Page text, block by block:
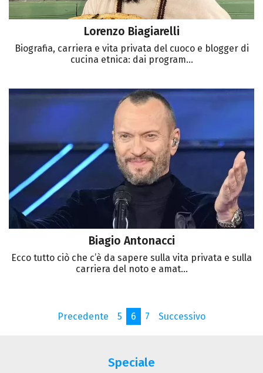
Lorenzo Biagiarelli
Biografia, carriera e vita privata del cuoco e blogger di
cucina etnica: dai program...
Biagio Antonacci
Ecco tutto ciò che c’è da sapere sulla vita privata e sulla
carriera del noto e amat...
Precedente 5 6 7 Successivo
Speciale